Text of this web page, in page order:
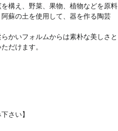
構え、野菜、果物、植物などを原料
蘇の土を使用して、器を作る陶芸
かいフォルムからは素朴な美しさと
だけます。
さい】